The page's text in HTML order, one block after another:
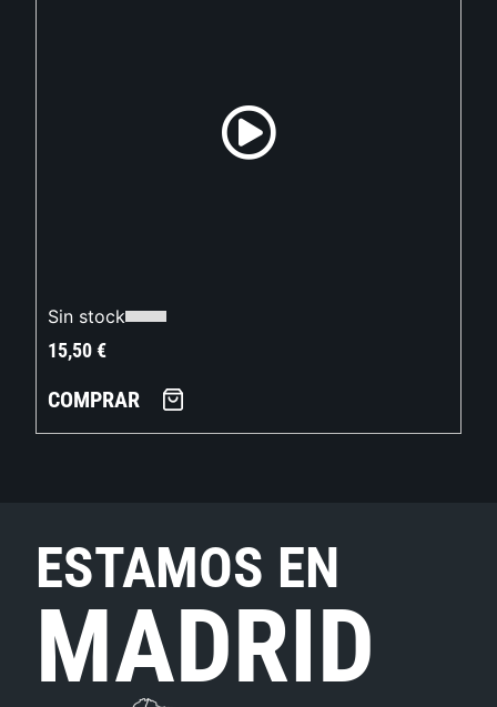
Sin stock
15,50€
COMPRAR
ESTAMOS EN
MADRID